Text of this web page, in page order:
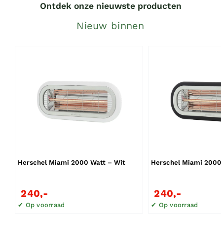
Ontdek onze nieuwste producten
Nieuw binnen
Herschel Miami 2000 Watt – Wit
240,-
✔ Op voorraad
Herschel Miami
240,-
✔ Op voorraad